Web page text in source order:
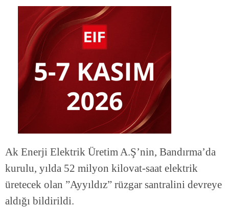
Ak Enerji Elektrik Üretim A.Ş’nin, Bandırma’da
kurulu, yılda 52 milyon kilovat-saat elektrik
üretecek olan ”Ayyıldız” rüzgar santralini devreye
aldığı bildirildi.